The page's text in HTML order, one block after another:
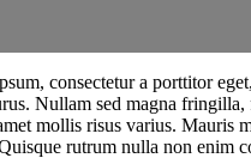
consectetur a porttitor
Nullam sed magna
mollis risus varius.
rutrum nulla non